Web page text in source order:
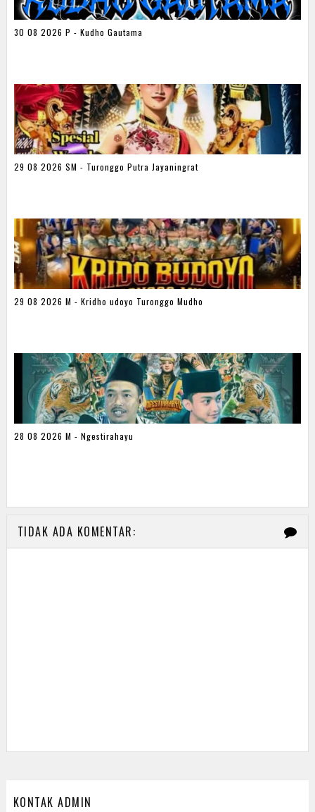
30 08 2026 P - Kudho Gautama
29 08 2026 SM - Turonggo Putra Jayaningrat
29 08 2026 M - Kridho udoyo Turonggo Mudho
28 08 2026 M - Ngestirahayu
TIDAK ADA KOMENTAR:
KONTAK ADMIN